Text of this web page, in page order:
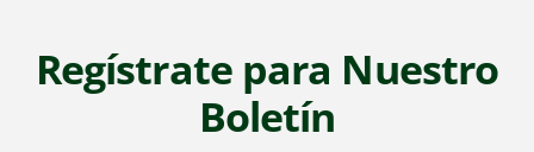
Regístrate para Nuestro
Boletín